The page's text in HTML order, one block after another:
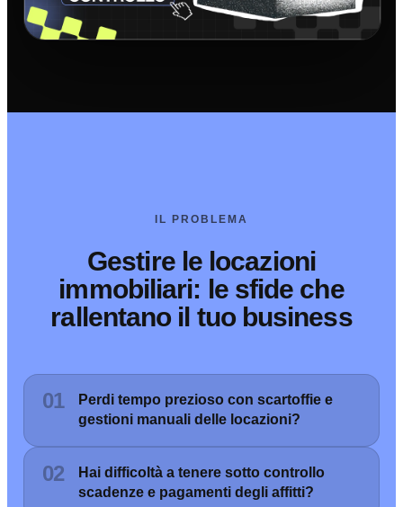
IL PROBLEMA
Gestire le locazioni
immobiliari: le sfide che
rallentano il tuo business
01
Perdi tempo prezioso con scartoffie e
gestioni manuali delle locazioni?
02
Hai difficoltà a tenere sotto controllo
scadenze e pagamenti degli affitti?